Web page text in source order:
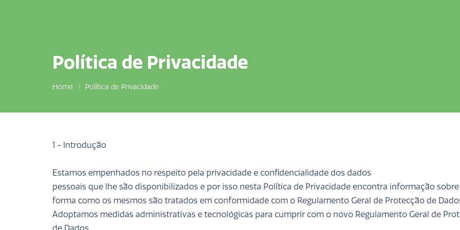
Política de Privacidade
Home Política de Privacidade
1 - Introdução
Estamos empenhados no respeito pela privacidade e confidencialidade dos dados
pessoais que lhe são disponibilizados e por isso nesta Política de Privacidade encontra informação sobre
forma como os mesmos são tratados em conformidade com o Regulamento Geral de Protecção de
Adoptamos medidas administrativas e tecnológicas para cumprir com o novo Regulamento Geral de